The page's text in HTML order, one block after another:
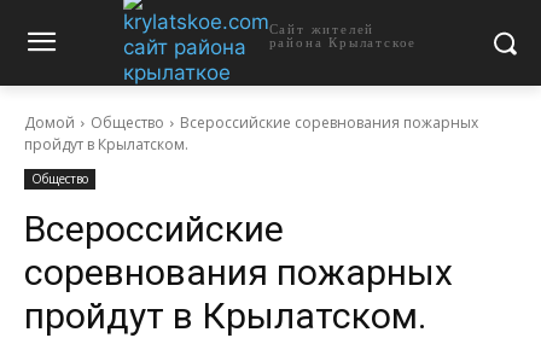
Сайт жителей
района Крылатское
Домой Общество
Всероссийские соревнования пожарных
пройдут в Крылатском.
Общество
Всероссийские
соревнования пожарных
пройдут в Крылатском.